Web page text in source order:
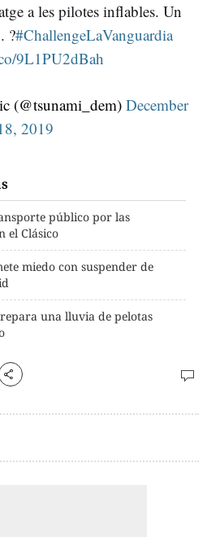
a les pilotes inflables. Un
?#ChallengeLaVanguardia
9L1PU2dBah
(@tsunami_dem) December
2019
público por las
el Clásico
miedo con suspender de
una lluvia de pelotas